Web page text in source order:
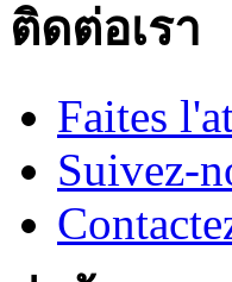
ติดต่อเรา
Faites
Suivez-